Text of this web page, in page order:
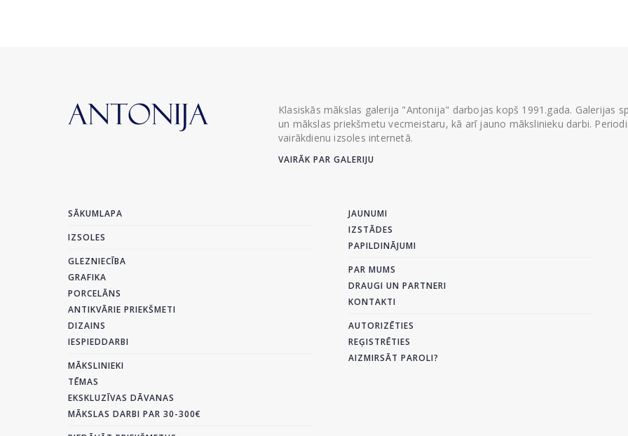
Klasiskās mākslas galerija "Antonija" darbojas kopš 1991.gada. Galerijas
un mākslas priekšmetu vecmeistaru, kā arī jauno mākslinieku darbi.
vairākdienu izsoles internetā.
VAIRĀK PAR GALERIJU
SĀKUMLAPA
IZSOLES
GLEZNIECĪBA
GRAFIKA
PORCELĀNS
ANTIKVĀRIE PRIEKŠMETI
DIZAINS
IESPIEDDARBI
MĀKSLINIEKI
TĒMAS
EKSKLUZĪVAS DĀVANAS
MĀKSLAS DARBI PAR 30-300€
JAUNUMI
IZSTĀDES
PAPILDINĀJUMI
PAR MUMS
DRAUGI UN PARTNERI
KONTAKTI
AUTORIZĒTIES
REĢISTRĒTIES
AIZMIRSĀT PAROLI?